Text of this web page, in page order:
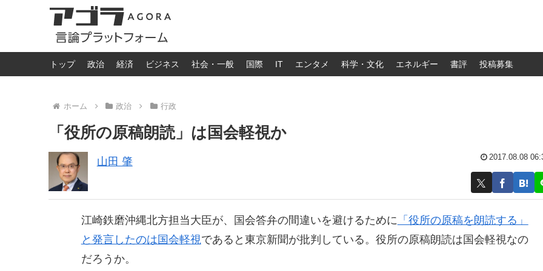
トップ 政治 経済 ビジネス 社会・一般 国際 IT エンタメ 科学・文化 エネルギー 書評 投稿募集
ホーム 政治 行政
「役所の原稿朗読」は国会軽視か
山田 肇 2017.08.08
江崎鉄磨沖縄北方担当大臣が、国会答弁の間違いを避けるために 「役所の原稿を朗読する」
と発言したのは国会軽視であると東京新聞が批判している。役所の原稿朗読は国会軽視なの
だろうか。